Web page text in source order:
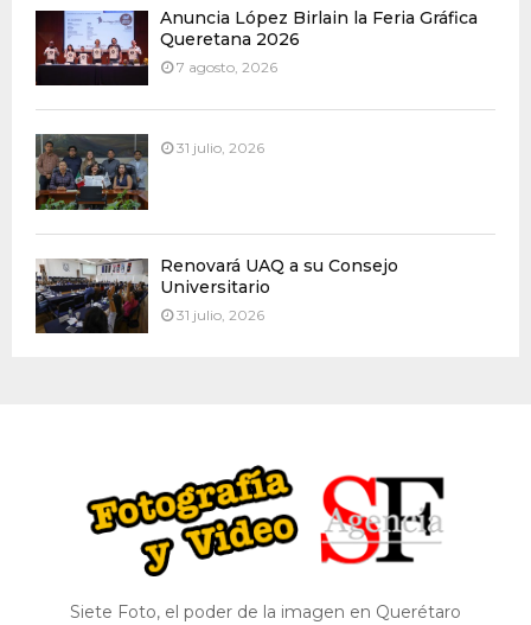
Anuncia López Birlain la Feria Gráfica
Queretana 2026
7 agosto, 2026
31 julio, 2026
Renovará UAQ a su Consejo
Universitario
31 julio, 2026
Siete Foto, el poder de la imagen en Querétaro